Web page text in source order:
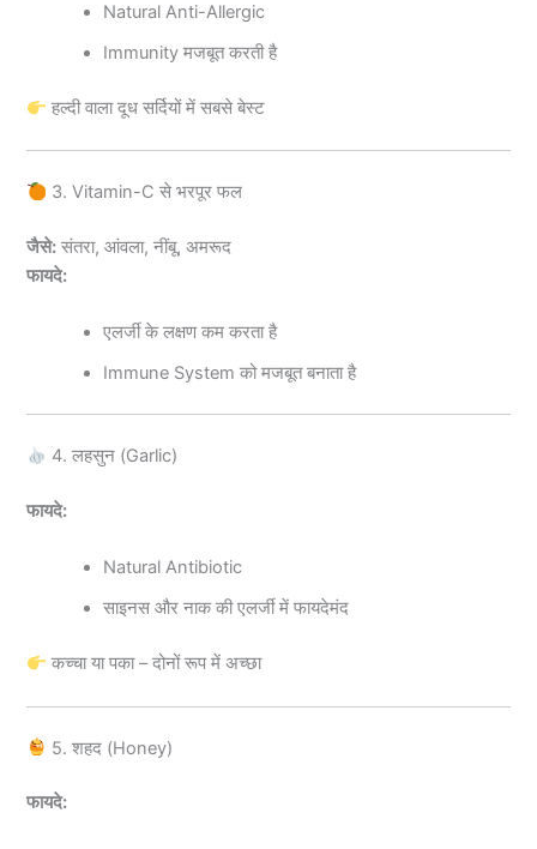
Natural Anti-Allergic
Immunity मजबूत करती है
हल्दी वाला दूध सर्दियों में सबसे बेस्ट
3. Vitamin-C से भरपूर फल
जैसे: संतरा, आंवला, नींबू, अमरूद
फायदे:
एलर्जी के लक्षण कम करता है
Immune System को मजबूत बनाता है
4. लहसुन (Garlic)
फायदे:
Natural Antibiotic
साइनस और नाक की एलर्जी में फायदेमंद
कच्चा या पका – दोनों रूप में अच्छा
5. शहद (Honey)
फायदे: